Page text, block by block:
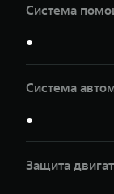
Система
●
Система
●
Защита